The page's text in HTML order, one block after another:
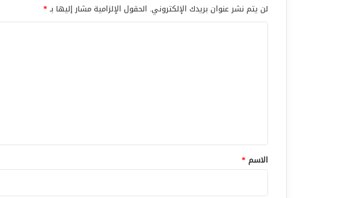
لن يتم نشر عنوان بريدك الإلكتروني. الحقول الإلزامية مشار إليها بـ*
*
الاسم *